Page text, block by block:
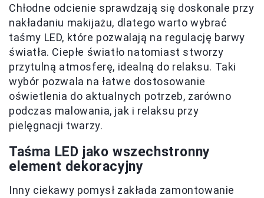
Chłodne odcienie sprawdzają się doskonale przy
nakładaniu makijażu, dlatego warto wybrać
taśmy LED, które pozwalają na regulację barwy
światła. Ciepłe światło natomiast stworzy
przytulną atmosferę, idealną do relaksu. Taki
wybór pozwala na łatwe dostosowanie
oświetlenia do aktualnych potrzeb, zarówno
podczas malowania, jak i relaksu przy
pielęgnacji twarzy.
Taśma LED jako wszechstronny
element dekoracyjny
Inny ciekawy pomysł zakłada zamontowanie